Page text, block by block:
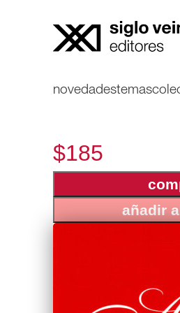
novedadestemas
$185
añadir